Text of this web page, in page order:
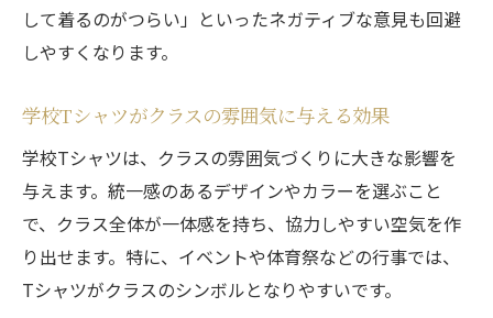
シンプルな学校Tシャツで印象アップを狙う
学校Tシャツのおしゃれな組み合わせ方法
学校Tシャツが団結感を生み出す仕組みとは
学校Tシャツでクラスの一体感を高める方法
クラスTシャツが印象に与える団結効果とは
学校Tシャツで仲間意識を高めるポイント
団結感を強める学校Tシャツの工夫を紹介
して着るのがつらい」といったネガティブな意見も回避
しやすくなります。
学校Tシャツがクラスの雰囲気に与える効果
学校Tシャツは、クラスの雰囲気づくりに大きな影響を
与えます。統一感のあるデザインやカラーを選ぶこと
で、クラス全体が一体感を持ち、協力しやすい空気を作
り出せます。特に、イベントや体育祭などの行事では、
Tシャツがクラスのシンボルとなりやすいです。